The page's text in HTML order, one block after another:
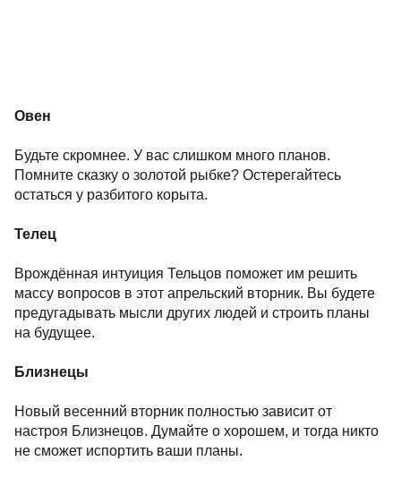
Овен
Будьте скромнее. У вас слишком много планов.
Помните сказку о золотой рыбке? Остерегайтесь
остаться у разбитого корыта.
Телец
Врождённая интуиция Тельцов поможет им решить
массу вопросов в этот апрельский вторник. Вы будете
предугадывать мысли других людей и строить планы
на будущее.
Близнецы
Новый весенний вторник полностью зависит от
настроя Близнецов. Думайте о хорошем, и тогда никто
не сможет испортить ваши планы.